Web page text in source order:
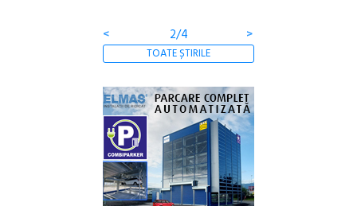
< 2/4 >
TOATE ȘTIRILE